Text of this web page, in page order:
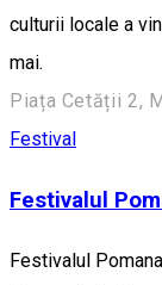
culturii locale a
mai.
Piața Cetății 2,
Festival
Festivalul
Festivalul